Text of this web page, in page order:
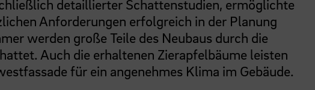
detaillierter Schattenstudien, ermöglichte
Anforderungen erfolgreich in der Planung
werden große Teile des Neubaus durch die
Auch die erhaltenen Zierapfelbäume leisten
für ein angenehmes Klima im Gebäude.